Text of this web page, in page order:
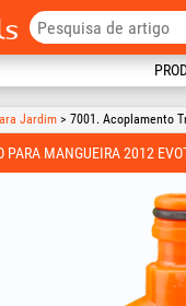
Jardim > 7001. Acoplamento
PARA MANGUEIRA 2012